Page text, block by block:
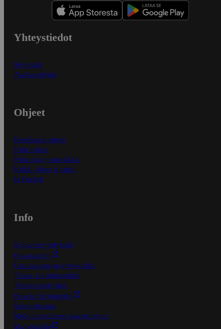
Yhteystiedot
Myymälät
Asiakaspalvelu
Ohjeet
Ensitilaajan ohjeet
Näin maksat
Näin tilaat ja muokkaat
Kaikki ohjeet ja vinkit
In English
Info
S-Business yrityksille
Oiva-raportit
Osuuskauppojen yhteystiedot
Tilaus- ja toimitusehdot
Tietosuojakäytäntö
Palvelun käyttöehdot
Saavutettavuus
Mobiilisovelluksen saavutettavuus
Mainostajalle